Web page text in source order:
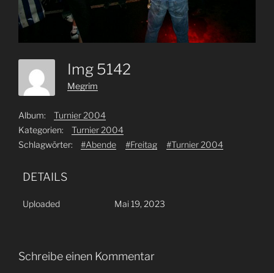
Img 5142
Megrim
Album:
Turnier 2004
Kategorien:
Turnier 2004
Schlagwörter:
#Abende #Freitag #Turnier 2004
DETAILS
Uploaded Mai 19, 2023
Schreibe einen Kommentar